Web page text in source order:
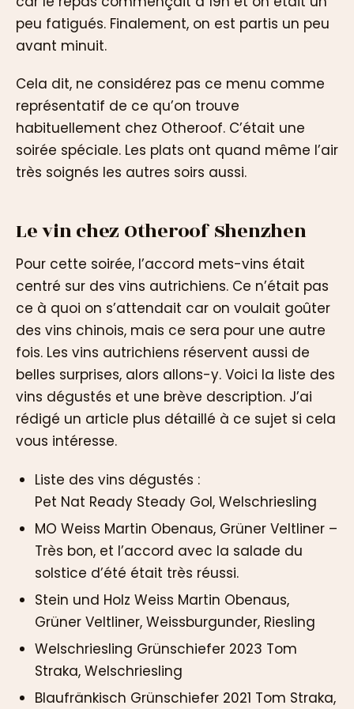
peu fatigués. Finalement, on est partis un peu
avant minuit.
Cela dit, ne considérez pas ce menu comme
représentatif de ce qu’on trouve
habituellement chez Otheroof. C’était une
soirée spéciale. Les plats ont quand même l’air
très soignés les autres soirs aussi.
Le vin chez Otheroof Shenzhen
Pour cette soirée, l’accord mets-vins était
centré sur des vins autrichiens. Ce n’était pas
ce à quoi on s’attendait car on voulait goûter
des vins chinois, mais ce sera pour une autre
fois. Les vins autrichiens réservent aussi de
belles surprises, alors allons-y. Voici la liste des
vins dégustés et une brève description. J’ai
rédigé un article plus détaillé à ce sujet si cela
vous intéresse.
Liste des vins dégustés :
Pet Nat Ready Steady Gol, Welschriesling
MO Weiss Martin Obenaus, Grüner Veltliner –
Très bon, et l’accord avec la salade du
solstice d’été était très réussi.
Stein und Holz Weiss Martin Obenaus,
Grüner Veltliner, Weissburgunder, Riesling
Welschriesling Grünschiefer 2023 Tom
Straka, Welschriesling
Blaufränkisch Grünschiefer 2021 Tom Straka,